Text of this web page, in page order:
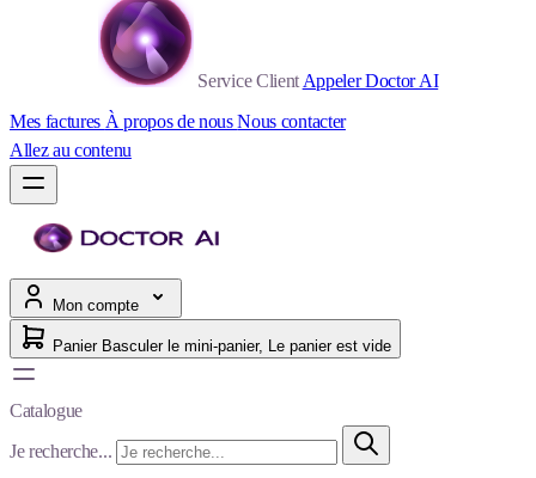
Service Client Appeler Doctor AI
Mes factures À propos de nousNous contacter
Allez au contenu
Mon compte
Panier Basculer le mini-panier, Le panier est vide
Catalogue
Je recherche...